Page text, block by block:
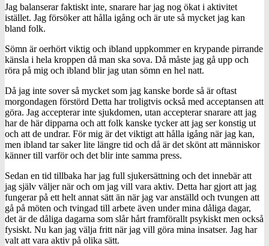
Jag balanserar faktiskt inte, snarare har jag nog ökat i aktivitet
istället. Jag försöker att hålla igång och är ute så mycket jag kan
bland folk.
Sömn är oerhört viktig och ibland uppkommer en krypande pirrande
känsla i hela kroppen då man ska sova. Då måste jag gå upp och
röra på mig och ibland blir jag utan sömn en hel natt.
Då jag inte sover så mycket som jag kanske borde så är oftast
morgondagen förstörd Detta har troligtvis också med acceptansen att
göra. Jag accepterar inte sjukdomen, utan accepterar snarare att jag
har de här dipparna och att folk kanske tycker att jag ser konstig ut
och att de undrar. För mig är det viktigt att hålla igång när jag kan,
men ibland tar saker lite längre tid och då är det skönt att människor
känner till varför och det blir inte samma press.
Sedan en tid tillbaka har jag full sjukersättning och det innebär att
jag själv väljer när och om jag vill vara aktiv. Detta har gjort att jag
fungerar på ett helt annat sätt än när jag var anställd och tvungen att
gå på möten och tvingad till arbete även under mina dåliga dagar,
det är de dåliga dagarna som slår hårt framförallt psykiskt men också
fysiskt. Nu kan jag välja fritt när jag vill göra mina insatser. Jag har
valt att vara aktiv på olika sätt.